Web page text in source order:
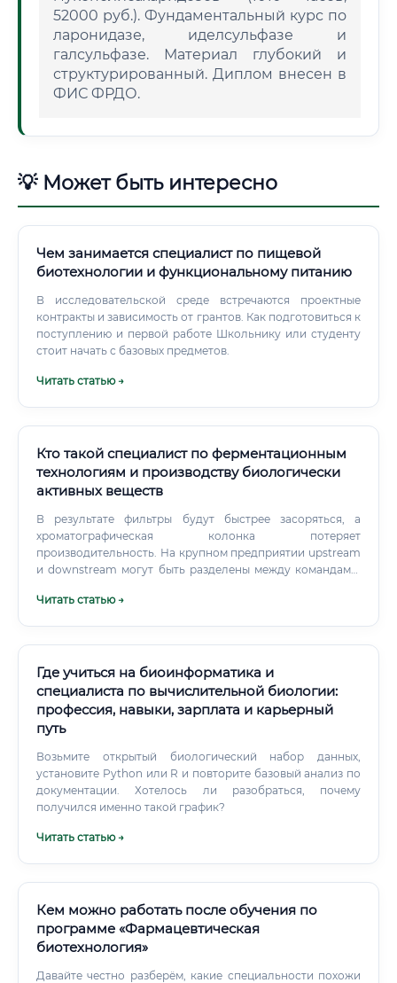
52000 руб.). Фундаментальный курс по
ларонидазе, иделсульфазе и
галсульфазе. Материал глубокий и
структурированный. Диплом внесен в
ФИС ФРДО.
💡 Может быть интересно
Чем занимается специалист по пищевой
биотехнологии и функциональному питанию
В исследовательской среде встречаются проектные
контракты и зависимость от грантов. Как подготовиться к
поступлению и первой работе Школьнику или студенту
стоит начать с базовых предметов.
Читать статью →
Кто такой специалист по ферментационным
технологиям и производству биологически
активных веществ
В результате фильтры будут быстрее засоряться, а
хроматографическая колонка потеряет
производительность. На крупном предприятии upstream
и downstream могут быть разделены между командами.
обоих направлениях.
Читать статью →
Где учиться на биоинформатика и
специалиста по вычислительной биологии:
профессия, навыки, зарплата и карьерный
путь
Возьмите открытый биологический набор данных,
установите Python или R и повторите базовый анализ по
документации. Хотелось ли разобраться, почему
получился именно такой график?
Читать статью →
Кем можно работать после обучения по
программе «Фармацевтическая
биотехнология»
Давайте честно разберём, какие специальности похожи